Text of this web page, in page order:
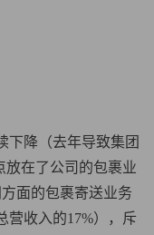
下降（去年导致集团
放在了公司的包裹业
面的包裹寄送业务
营收入的17%），斥